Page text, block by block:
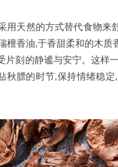
用天然的方式替代食物来
檀香油,于香甜柔和的木质
片刻的静谧与安宁。这样
秋膘的时节,保持情绪稳